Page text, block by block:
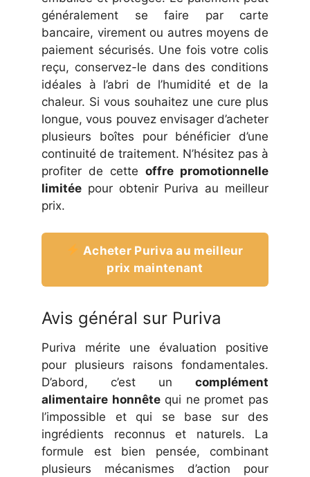
généralement se faire par carte
bancaire, virement ou autres moyens de
paiement sécurisés. Une fois votre colis
reçu, conservez-le dans des conditions
idéales à l’abri de l’humidité et de la
chaleur. Si vous souhaitez une cure plus
longue, vous pouvez envisager d’acheter
plusieurs boîtes pour bénéficier d’une
continuité de traitement. N’hésitez pas à
profiter de cette offre promotionnelle
limitée pour obtenir Puriva au meilleur
prix.
Acheter Puriva au meilleur
prix maintenant
Avis général sur Puriva
Puriva mérite une évaluation positive
pour plusieurs raisons fondamentales.
D’abord, c’est un complément
alimentaire honnêtequi ne promet pas
l’impossible et qui se base sur des
ingrédients reconnus et naturels. La
formule est bien pensée, combinant
plusieurs mécanismes d’action pour